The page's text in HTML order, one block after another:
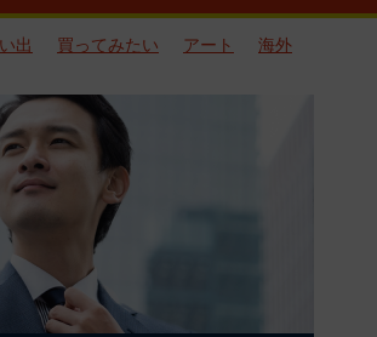
出 買ってみたい アート
海外